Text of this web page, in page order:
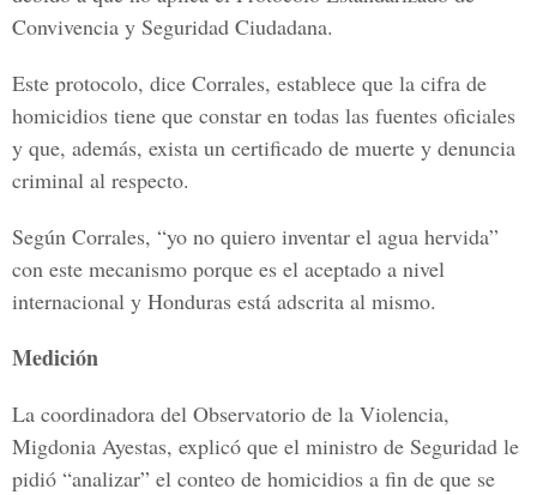
Convivencia y Seguridad Ciudadana.
Este protocolo, dice Corrales, establece que la cifra de
homicidios tiene que constar en todas las fuentes oficiales
y que, además, exista un certificado de muerte y denuncia
criminal al respecto.
Según Corrales, “yo no quiero inventar el agua hervida”
con este mecanismo porque es el aceptado a nivel
internacional y Honduras está adscrita al mismo.
Medición
La coordinadora del Observatorio de la Violencia,
Migdonia Ayestas, explicó que el ministro de Seguridad le
pidió “analizar” el conteo de homicidios a fin de que se